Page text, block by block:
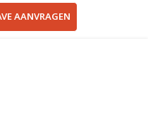
AANVRAGEN